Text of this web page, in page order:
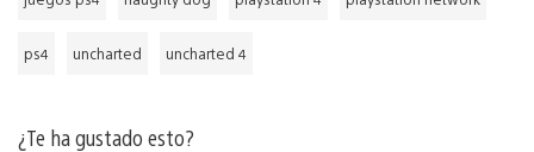
ps4 uncharted uncharted 4
¿Te ha gustado esto?